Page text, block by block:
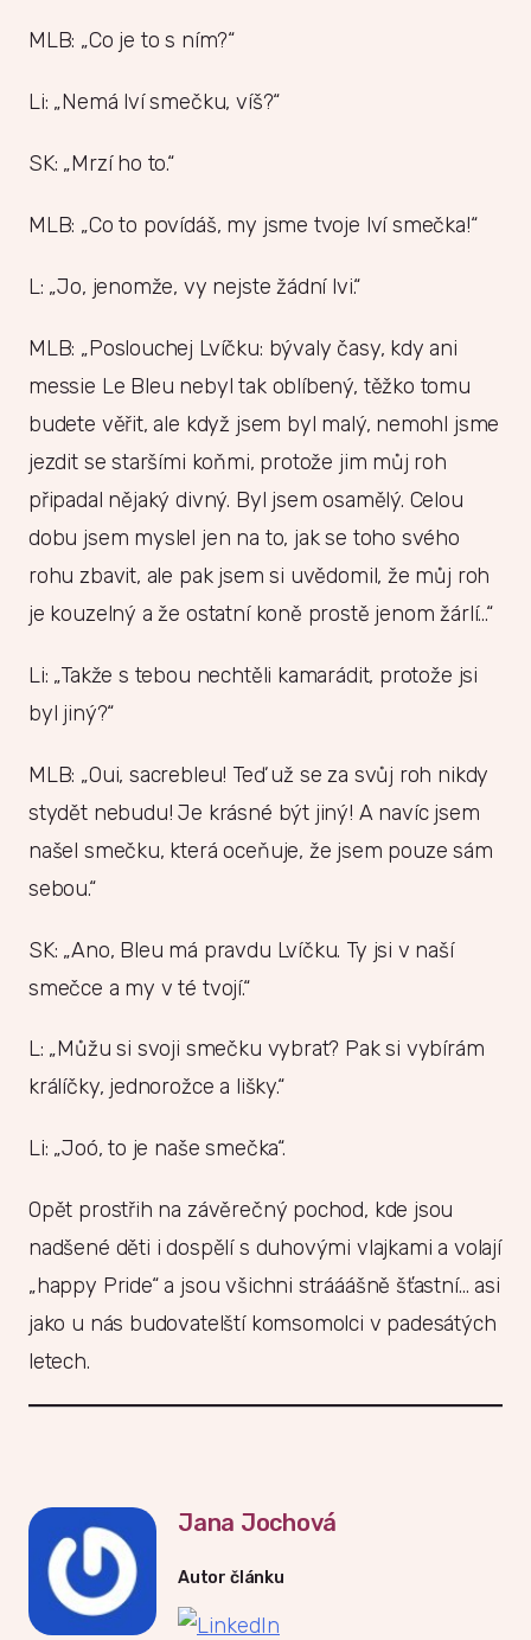
MLB: „Co je to s ním?“
Li: „Nemá lví smečku, víš?“
SK: „Mrzí ho to.“
MLB: „Co to povídáš, my jsme tvoje lví smečka!“
L: „Jo, jenomže, vy nejste žádní lvi.“
MLB: „Poslouchej Lvíčku: bývaly časy, kdy ani
messie Le Bleu nebyl tak oblíbený, těžko tomu
budete věřit, ale když jsem byl malý, nemohl jsme
jezdit se staršími koňmi, protože jim můj roh
připadal nějaký divný. Byl jsem osamělý. Celou
dobu jsem myslel jen na to, jak se toho svého
rohu zbavit, ale pak jsem si uvědomil, že můj roh
je kouzelný a že ostatní koně prostě jenom žárlí…“
Li: „Takže s tebou nechtěli kamarádit, protože jsi
byl jiný?“
MLB: „Oui, sacrebleu! Teď už se za svůj roh nikdy
stydět nebudu! Je krásné být jiný! A navíc jsem
našel smečku, která oceňuje, že jsem pouze sám
sebou.“
SK: „Ano, Bleu má pravdu Lvíčku. Ty jsi v naší
smečce a my v té tvojí.“
L: „Můžu si svoji smečku vybrat? Pak si vybírám
králíčky, jednorožce a lišky.“
Li: „Joó, to je naše smečka“.
Opět prostřih na závěrečný pochod, kde jsou
nadšené děti i dospělí s duhovými vlajkami a volají
„happy Pride“ a jsou všichni strááášně šťastní… asi
jako u nás budovatelští komsomolci v padesátých
letech.
Jana Jochová
Autor článku